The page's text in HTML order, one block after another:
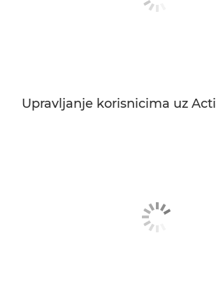
Upravljanje korisnicima uz